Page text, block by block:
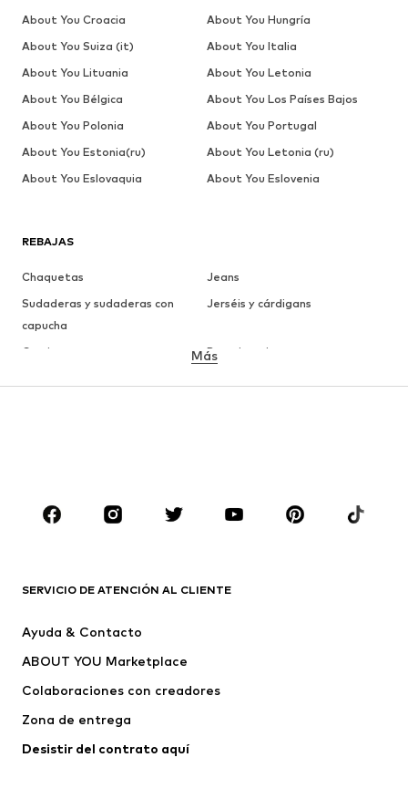
REBAJAS
Chaquetas
Jeans
Sudaderas y sudaderas con
capucha
Jerséis y cárdigans
Camisetas
Ropa interior
ROPA
Camisetas
Jeans
Pantalones
Ropa interior
Jerséis y cárdigans
Trajes y chaquetas
Más
SERVICIO DE ATENCIÓN AL CLIENTE
Ayuda & Contacto
ABOUT YOU Marketplace
Colaboraciones con creadores
Zona de entrega
Desistir del contrato aquí
About You Croacia
About You Hungría
About You Suiza (it)
About You Italia
About You Lituania
About You Letonia
About You Bélgica
About You Los Países Bajos
About You Polonia
About You Portugal
About You Estonia(ru)
About You Letonia (ru)
About You Eslovaquia
About You Eslovenia